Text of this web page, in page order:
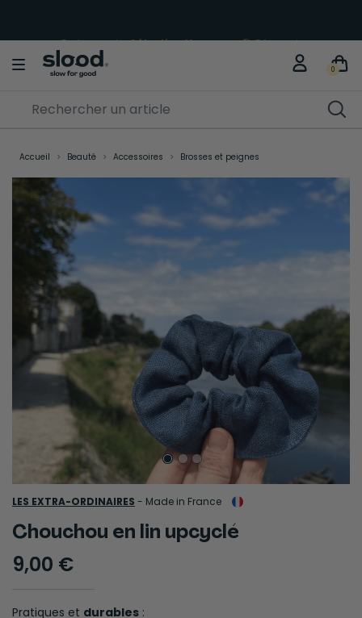
0
Accueil Beauté Accessoires Brosses et peignes
LES EXTRA-ORDINAIRES - Made in France
Chouchou en lin upcyclé
9,00 €
Pratiques et durables :